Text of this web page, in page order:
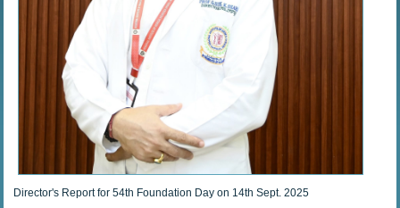
Director's Report for 54th Foundation Day on 14th Sept. 2025